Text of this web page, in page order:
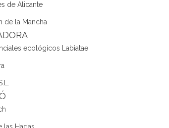
de Alicante
de la Mancha
ecológicos Labiatae